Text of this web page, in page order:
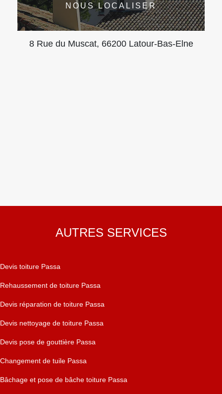
NOUS LOCALISER
8 Rue du Muscat, 66200 Latour-Bas-Elne
AUTRES SERVICES
Devis toiture Passa
Rehaussement de toiture Passa
Devis réparation de toiture Passa
Devis nettoyage de toiture Passa
Devis pose de gouttière Passa
Changement de tuile Passa
Bâchage et pose de bâche toiture Passa